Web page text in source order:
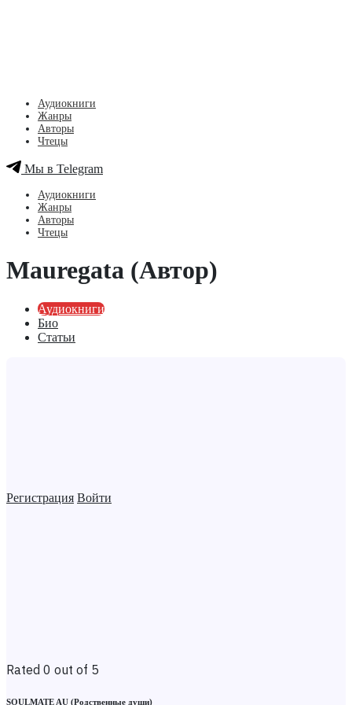
Регистрация Войти
Аудиокниги
Жанры
Авторы
Чтецы
Мы в Telegram
Аудиокниги
Жанры
Авторы
Чтецы
Mauregata (Автор)
Аудиокниги
Био
Статьи
Rated 0 out of 5
SOULMATE AU (Родственные души)